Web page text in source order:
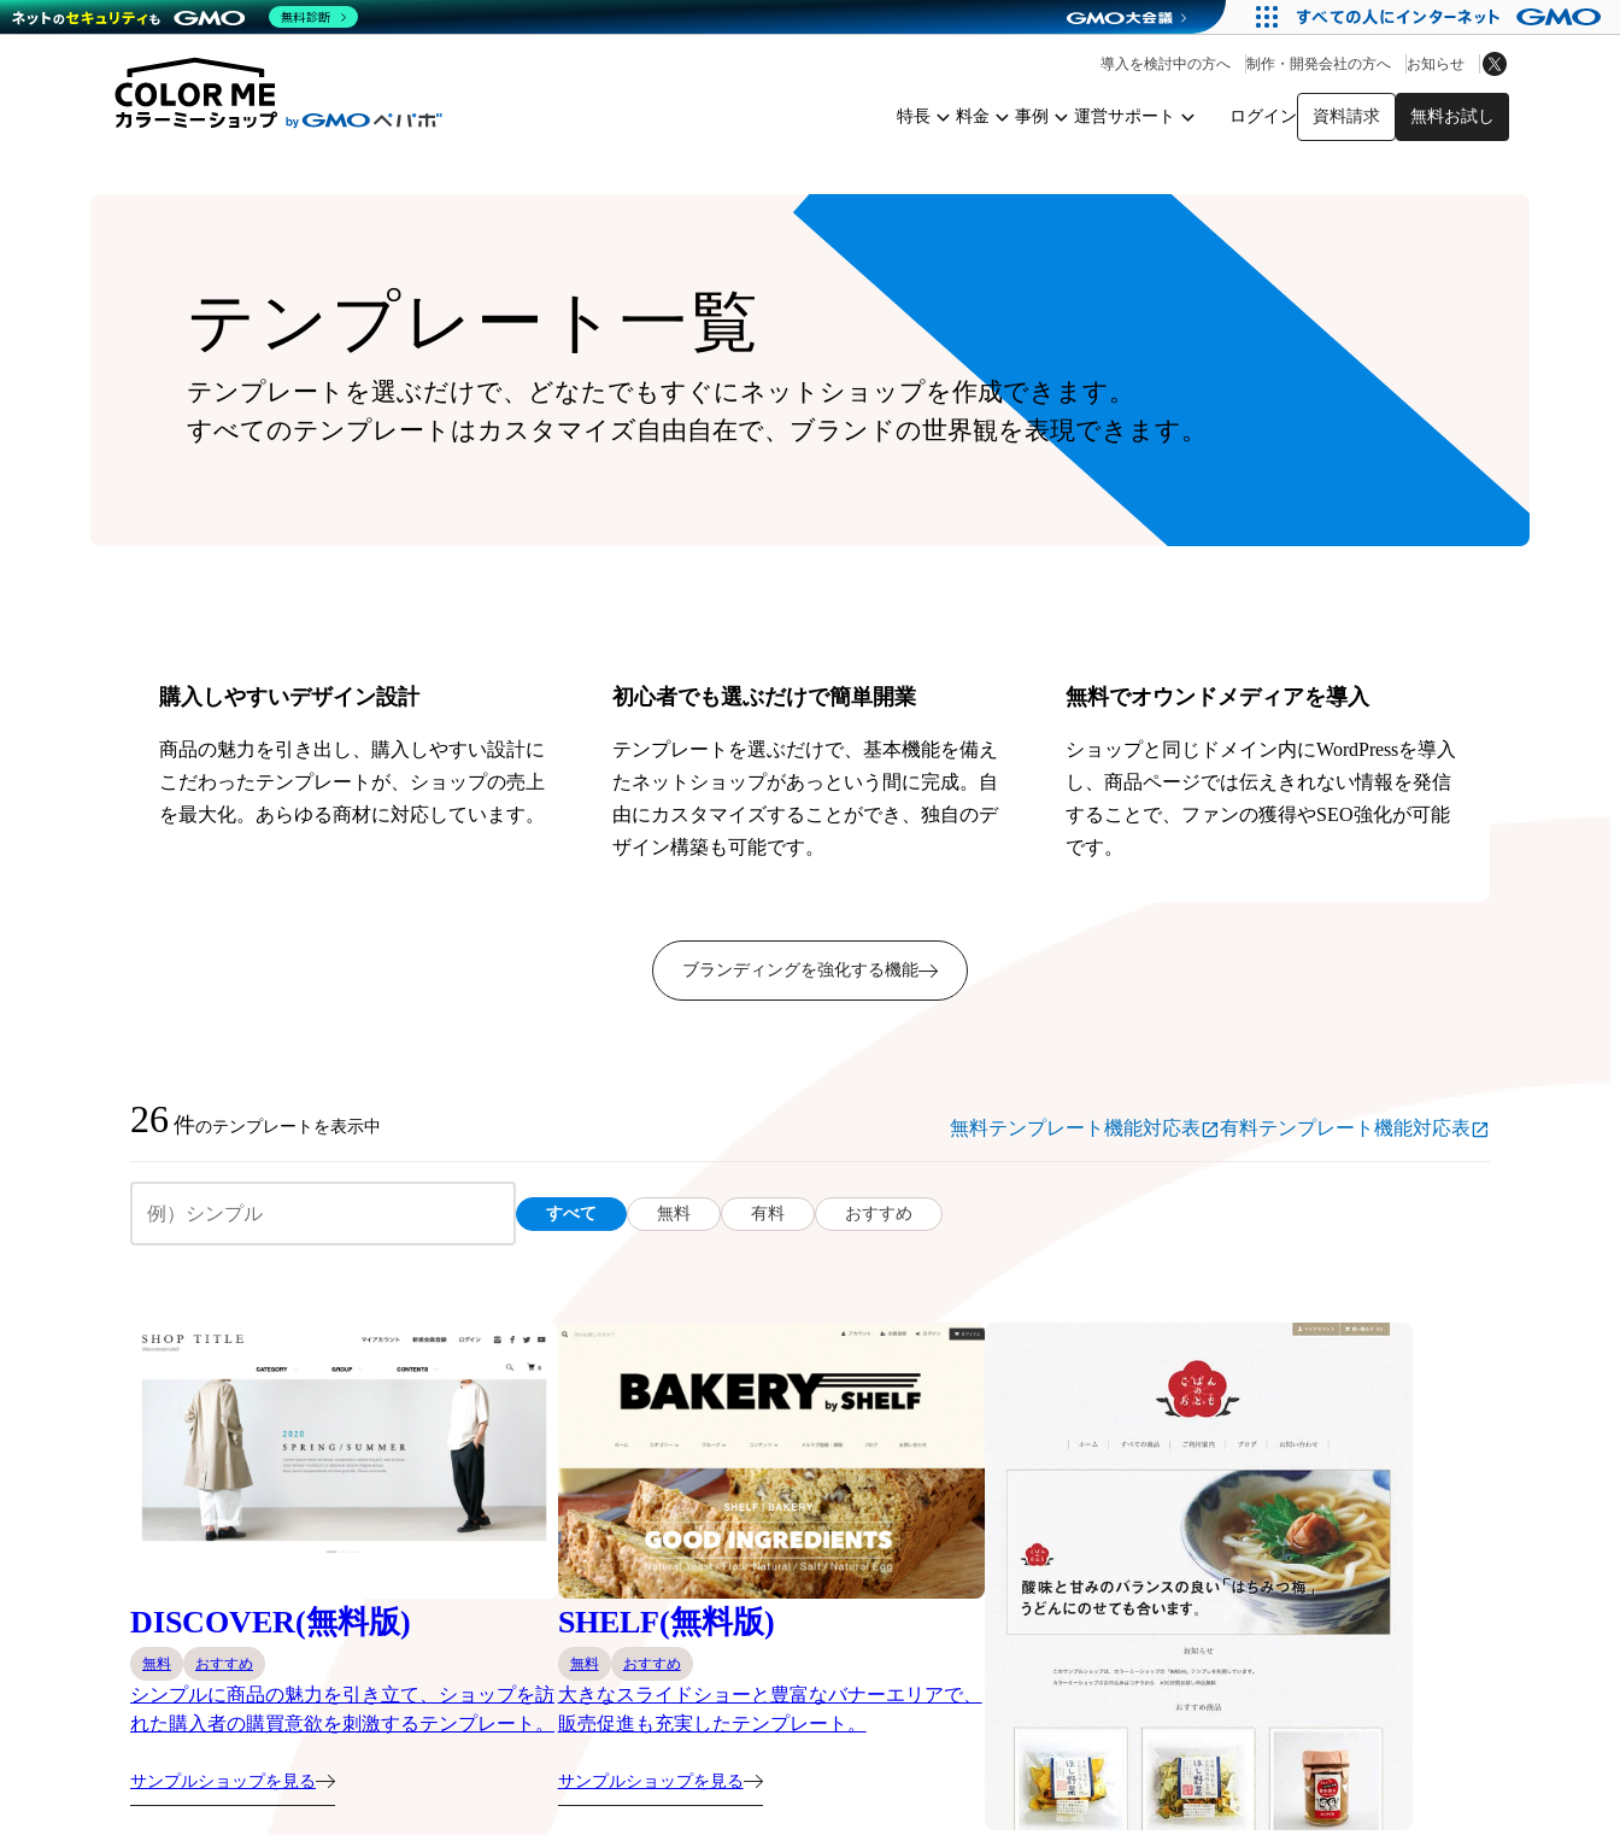
特長 料金 事例 運営サポート ログイン 資料請求 無料お試し
導入を検討中の方へ 制作・開発会社の方へ お知らせ
商材一覧を見る
機能一覧を見る
WordPress導入
顧客ロイヤリティを向上
複数店舗との連携
雑貨販売 アプリストア
料金
プラン・料金一覧を見る
料金シミュレーション
事例
運営サポート
サポート一覧を見る
コミュニティイベントCarty
テンプレート一覧
テンプレートを選ぶだけで、どなたでもすぐにネットショップを作成できます。
すべてのテンプレートはカスタマイズ自由自在で、ブランドの世界観を表現できます。
購入しやすいデザイン設計
商品の魅力を引き出し、購入しやすい設計に
こだわったテンプレートが、ショップの売上
を最大化。あらゆる商材に対応しています。
初心者でも選ぶだけで簡単開業
テンプレートを選ぶだけで、基本機能を備え
たネットショップがあっという間に完成。自
由にカスタマイズすることができ、独自のデ
ザイン構築も可能です。
無料でオウンドメディアを導入
ショップと同じドメイン内にWordPressを導入
し、商品ページでは伝えきれない情報を発信
することで、ファンの獲得やSEO強化が可能
です。
ブランディングを強化する機能
26 件のテンプレートを表示中 無料テンプレート機能対応表 有料テンプレート機能対応表
すべて 無料 有料 おすすめ
DISCOVER(無料版)
無料 おすすめ
シンプルに商品の魅力を引き立て、ショップを訪
れた購入者の購買意欲を刺激するテンプレート。
サンプルショップを見る
SHELF(無料版)
無料 おすすめ
大きなスライドショーと豊富なバナーエリアで、
販売促進も充実したテンプレート。
サンプルショップを見る
無料診断